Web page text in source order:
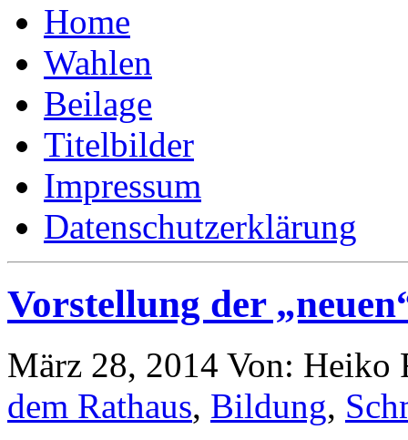
Home
Wahlen
Beilage
Titelbilder
Impressum
Datenschutzerklärung
Vorstellung der
März 28, 2014 Von: Heiko
dem Rathaus, Bildung,